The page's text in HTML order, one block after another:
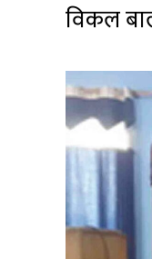
विकल